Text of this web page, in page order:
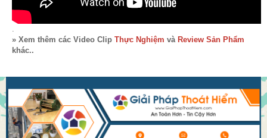
.
» Xem thêm các Video Clip Thực Nghiệm và Review Sản Phẩm
khác..